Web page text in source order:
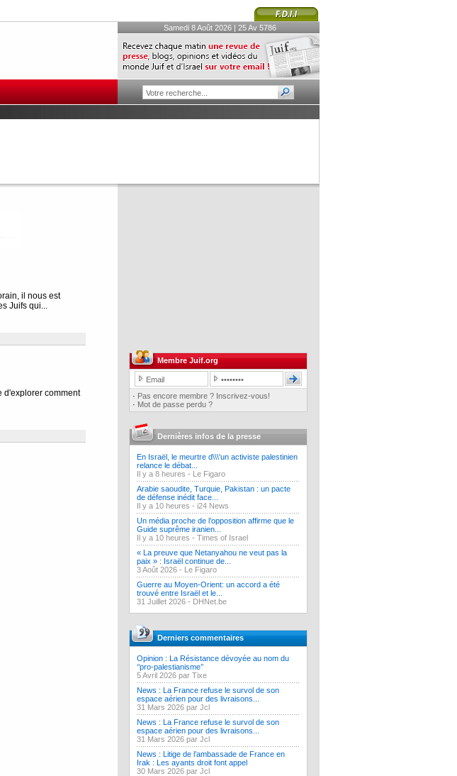
Samedi 8 Août 2026 | 25 Av 5786
il nous est
Juifs qui...
d'explorer comment
Membre Juif.org
· Pas encore membre ? Inscrivez-vous!
· Mot de passe perdu ?
Dernières infos de la presse
En Israël, le meurtre d\\\'un activiste palestinien
relance le débat...
Il y a 8 heures - Le Figaro
Arabie saoudite, Turquie, Pakistan : un pacte
de défense inédit face...
Il y a 10 heures - i24 News
Un média proche de l’opposition affirme que le
Guide suprême iranien...
Il y a 10 heures - Times of Israel
« La preuve que Netanyahou ne veut pas la
paix » : Israël continue de...
3 Août 2026 - Le Figaro
Guerre au Moyen-Orient: un accord a été
trouvé entre Israël et le...
31 Juillet 2026 - DHNet.be
Derniers commentaires
Opinion : La Résistance dévoyée au nom du
‘’pro-palestianisme’’
5 Avril 2026 par Tixe
News : La France refuse le survol de son
espace aérien pour des livraisons...
31 Mars 2026 par Jcl
News : La France refuse le survol de son
espace aérien pour des livraisons...
31 Mars 2026 par Jcl
News : Litige de l’ambassade de France en
Irak : Les ayants droit font appel
30 Mars 2026 par Jcl